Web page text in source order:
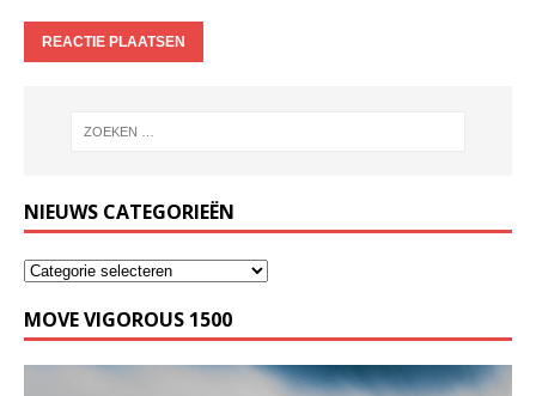
NIEUWS CATEGORIEËN
MOVE VIGOROUS 1500